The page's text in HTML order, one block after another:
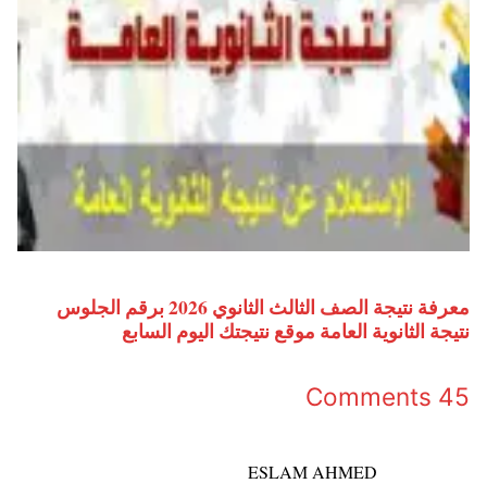
معرفة نتيجة الصف الثالث الثانوي 2026 برقم الجلوس
نتيجة الثانوية العامة موقع نتيجتك اليوم السابع
45 Comments
ESLAM AHMED